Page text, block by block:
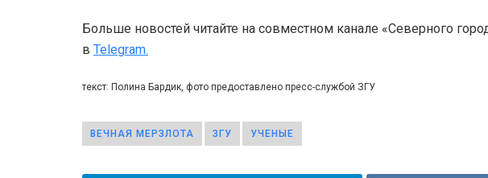
Больше новостей читайте на совместном канале «Северного
в Telegram.
текст: Полина Бардик, фото предоставлено пресс-службой ЗГУ
ВЕЧНАЯ МЕРЗЛОТА ЗГУ УЧЕНЫЕ